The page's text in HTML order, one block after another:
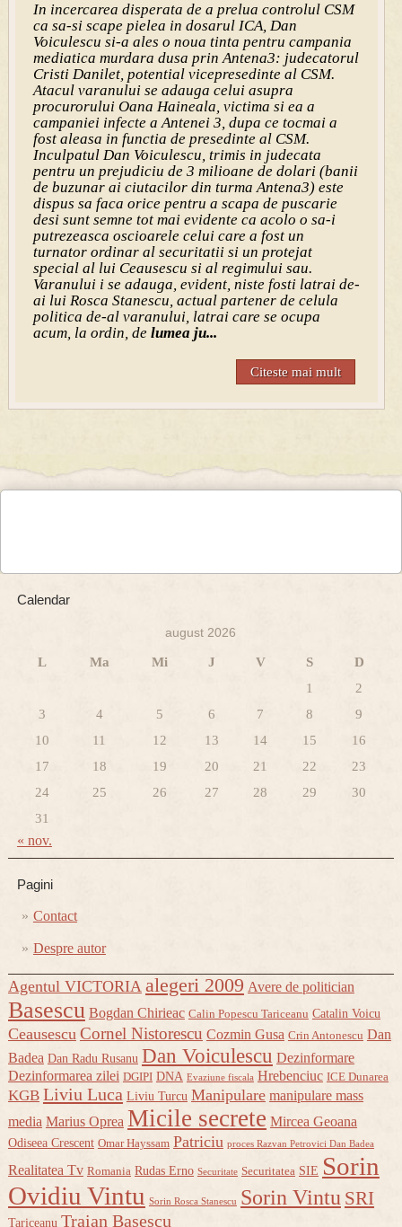
In incercarea disperata de a prelua controlul CSM
ca sa-si scape pielea in dosarul ICA, Dan
Voiculescu si-a ales o noua tinta pentru campania
mediatica murdara dusa prin Antena3: judecatorul
Cristi Danilet, potential vicepresedinte al CSM.
Atacul varanului se adauga celui asupra
procurorului Oana Haineala, victima si ea a
campaniei infecte a Antenei 3, dupa ce tocmai a
fost aleasa in functia de presedinte al CSM.
Inculpatul Dan Voiculescu, trimis in judecata
pentru un prejudiciu de 3 milioane de dolari (banii
de buzunar ai ciutacilor din turma Antena3) este
dispus sa faca orice pentru a scapa de puscarie
desi sunt semne tot mai evidente ca acolo o sa-i
putrezeasca oscioarele celui care a fost un
turnator ordinar al securitatii si un protejat
special al lui Ceausescu si al regimului sau.
Varanului i se adauga, evident, niste fosti latrai de-
ai lui Rosca Stanescu, actual partener de celula
politica de-al varanului, latrai care se ocupa
acum, la ordin, de lumea ju...
Citeste mai mult
Calendar
august 2026
L Ma Mi J V S
D
1
2
3
4 5 6 7 8
9
10
11 12 13 14 15
16
17
18 19 20 21 22
23
24
25 26 27 28 29
30
31
« nov.
Pagini
Contact
Despre autor
Agentul VICTORIA alegeri 2009 Avere de politician
Basescu Bogdan Chirieac Calin Popescu Tariceanu Catalin Voicu
Ceausescu Cornel Nistorescu Cozmin Gusa Crin Antonescu Dan
Badea Dan Radu Rusanu Dan Voiculescu Dezinformare
Dezinformarea zilei DGIPI DNA Evaziune fiscala Hrebenciuc ICE Dunarea
KGB Liviu Luca Liviu Turcu Manipulare manipulare mass
media Marius Oprea Micile secrete Mircea Geoana
Odiseea Crescent Omar Hayssam Patriciu proces Razvan Petrovici Dan Badea
Realitatea Tv Romania Rudas Erno Securitate Securitatea SIE Sorin
Ovidiu Vintu Sorin Rosca Stanescu Sorin Vintu SRI
Tariceanu Traian Basescu